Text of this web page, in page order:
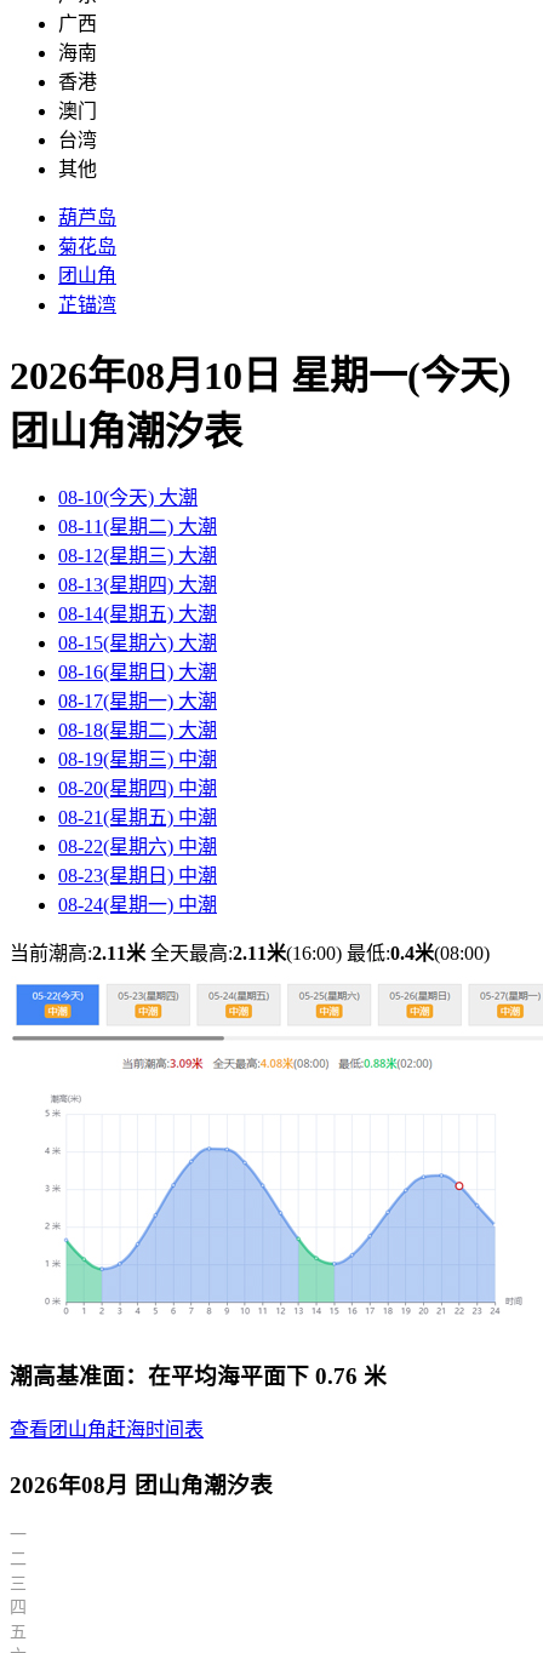
广西
海南
香港
澳门
台湾
其他
葫芦岛
菊花岛
团山角
芷锚湾
2026年08月10日 星期一(今天)
团山角潮汐表
08-10(今天) 大潮
08-11(星期二) 大潮
08-12(星期三) 大潮
08-13(星期四) 大潮
08-14(星期五) 大潮
08-15(星期六) 大潮
08-16(星期日) 大潮
08-17(星期一) 大潮
08-18(星期二) 大潮
08-19(星期三) 中潮
08-20(星期四) 中潮
08-21(星期五) 中潮
08-22(星期六) 中潮
08-23(星期日) 中潮
08-24(星期一) 中潮
当前潮高:2.11米 全天最高:2.11米(16:00) 最低:0.4米(08:00)
潮高基准面：在平均海平面下 0.76 米
查看团山角赶海时间表
2026年08月 团山角潮汐表
一
二
三
四
五